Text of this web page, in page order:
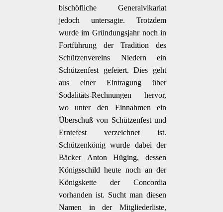
bischöfliche Generalvikariat
jedoch untersagte. Trotzdem
wurde im Gründungsjahr noch in
Fortführung der Tradition des
Schützenvereins Niedern ein
Schützenfest gefeiert. Dies geht
aus einer Eintragung über
Sodalitäts-Rechnungen hervor,
wo unter den Einnahmen ein
Überschuß von Schützenfest und
Erntefest verzeichnet ist.
Schützenkönig wurde dabei der
Bäcker Anton Hüging, dessen
Königsschild heute noch an der
Königskette der Concordia
vorhanden ist. Sucht man diesen
Namen in der Mitgliederliste,